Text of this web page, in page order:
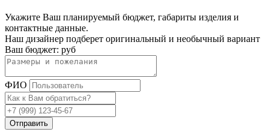
Укажите Ваш планируемый бюджет, габариты изделия и
контактные данные.
Наш дизайнер подберет оригинальный и необычный вариант
Ваш бюджет: руб
ФИО
Отправить